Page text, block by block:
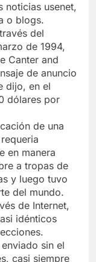
noticias usenet,
o blogs.
del
de 1994,
Canter and
de anuncio
dijo, en el
dólares por
de una
en manera
a tropas de
y luego tuvo
del mundo.
de Internet,
idénticos
sin el
casi siempre